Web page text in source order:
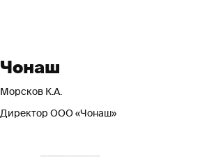
Чонаш
Морсков К.А.
Директор ООО «Чонаш»